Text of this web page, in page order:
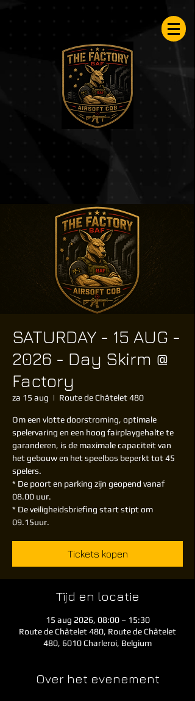
SATURDAY - 15 AUG -
2026 - Day Skirm @
Factory
za 15 aug
  |
Route de Châtelet 480
Om een vlotte doorstroming, optimale
spelervaring en een hoog fairplaygehalte te
garanderen, is de maximale capaciteit van
het gebouw en het speelbos beperkt tot 45
spelers.
* De poort en parking zijn geopend vanaf
08.00 uur.
* De veiligheidsbriefing start stipt om
09.15uur.
Tickets kopen
Tijd en locatie
15 aug 2026, 08:00 – 15:30
Route de Châtelet 480, Route de Châtelet
480, 6010 Charleroi, Belgium
Over het evenement